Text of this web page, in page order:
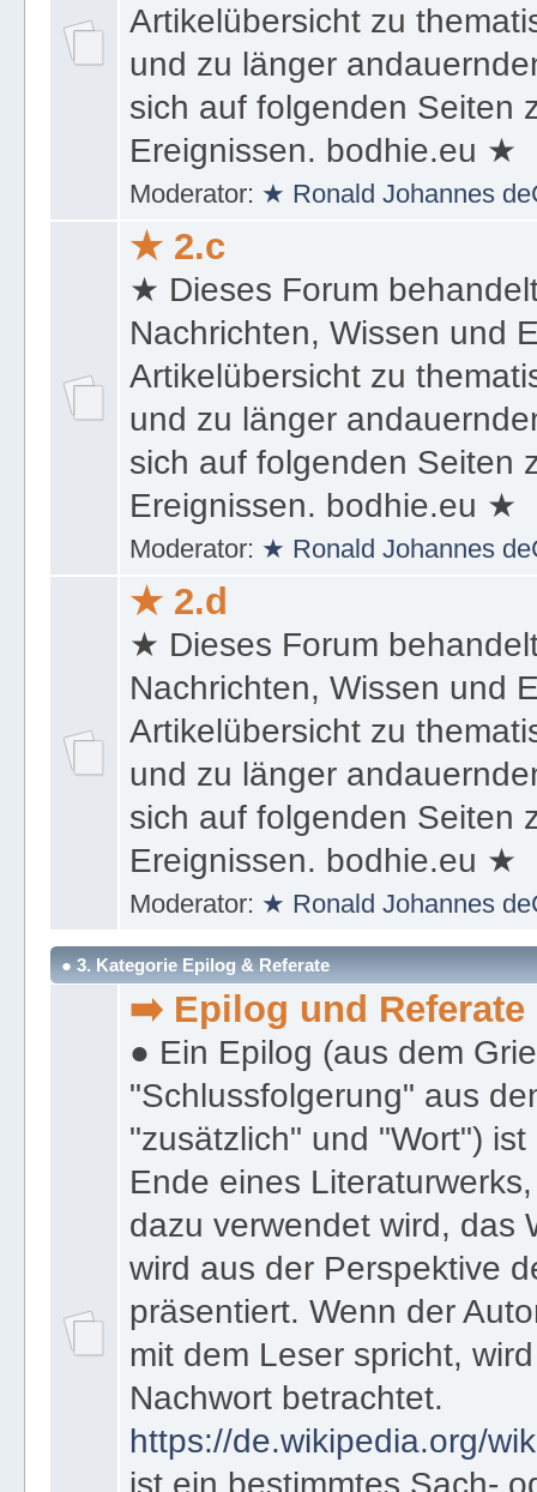
Artikelübersicht zu
und zu länger
sich auf folgenden Seiten
Ereignissen. bodhie.eu ★
Moderator: ★ Ronald Johannes
★ 2.c
★ Dieses Forum
Nachrichten, Wissen und
Artikelübersicht zu
und zu länger
sich auf folgenden Seiten
Ereignissen. bodhie.eu ★
Moderator: ★ Ronald Johannes
★ 2.d
★ Dieses Forum
Nachrichten, Wissen und
Artikelübersicht zu
und zu länger
sich auf folgenden Seiten
Ereignissen. bodhie.eu ★
Moderator: ★ Ronald Johannes
● 3. Kategorie Epilog & Referate
➡️ Epilog und Referate
● Ein Epilog (aus dem
"Schlussfolgerung" aus
"zusätzlich" und "Wort")
Ende eines
dazu verwendet wird, das
wird aus der Perspektive
präsentiert. Wenn der
mit dem Leser spricht,
Nachwort betrachtet.
https://de.wikipedia.org/
ist ein bestimmtes Sach-